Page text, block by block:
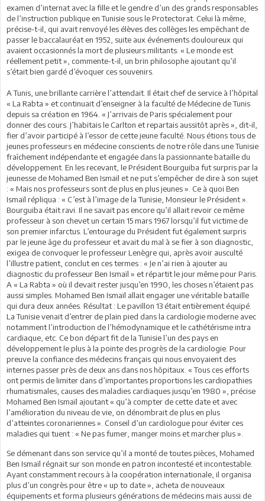
examen d’internat avec la fille et le gendre d’un des grands responsables
de l’instruction publique en Tunisie sous le Protectorat. Celui là même,
précise-t-il, qui avait renvoyé les élèves des collèges les empêchant de
passer le baccalauréat en 1952, suite aux événements douloureux qui
avaient occasionnés la mort de plusieurs militants. « Le monde est
réellement petit », commente-t-il, un brin philosophe ajoutant qu’il
s’était bien gardé d’évoquer ces souvenirs.
A Tunis, une brillante carrière l’attendait. Il était chef de service à l’hôpital
« La Rabta » et continuait d’enseigner à la faculté de Médecine de Tunis
depuis sa création en 1964. « J’arrivais de Paris spécialement pour
donner des cours. J’habitais le Carlton et repartais aussitôt après », dit-il,
fier d’avoir participé à l’essor de cette jeune faculté. Nous étions tous de
jeunes professeurs en médecine conscients de notre rôle dans une Tunisie
fraîchement indépendante et engagée dans la passionnante bataille du
développement. En les recevant, le Président Bourguiba fut surpris par la
jeunesse de Mohamed Ben Ismaïl et ne put s’empêcher de dire à son sujet
: « Mais nos professeurs sont de plus en plus jeunes ». Ce à quoi Ben
Ismaïl répliqua : « C’est à l’image de la Tunisie, Monsieur le Président ».
Bourguiba était ravi. Il ne savait pas encore qu’il allait revoir ce même
professeur à son chevet un certain 15 mars 1967 lorsqu’il fut victime de
son premier infarctus. L’entourage du Président fut également surpris
par le jeune âge du professeur et avait du mal à se fier à son diagnostic,
exigea de convoquer le professeur Lenègre qui, après avoir ausculté
l’illustre patient, conclut en ces termes : « Je n’ai rien à ajouter au
diagnostic du professeur Ben Ismaïl » et répartit le jour même pour Paris.
A « La Rabta » où il devait rester jusqu’en 1990, les choses n’étaient pas
aussi simples. Mohamed Ben Ismaïl allait engager une véritable bataille
qui dura deux années. Résultat : Le pavillon 13 était entièrement équipé.
La Tunisie venait d’entrer de plain pied dans la cardiologie moderne avec
notamment l’introduction de l’hémodynamique et le cathétérisme intra
cardiaque, etc. Ce bon départ fit de la Tunisie l’un des pays en
développement le plus à la pointe des progrès de la cardiologie. Pour
preuve la confiance des médecins français qui nous envoyaient des
internes passer près de deux ans dans nos hôpitaux. « Tous ces efforts
ont permis de limiter dans d’importantes proportions les cardiopathies
rhumatismales, causes des maladies cardiaques jusqu’en 1980 », précise
Mohamed Ben Ismaïl ajoutant « qu’à compter de cette date et avec
l’amélioration du niveau de vie, on dénombrait de plus en plus
d’atteintes coronariennes ». Conseil d’un cardiologue pour éviter ces
maladies qui tuent : « Ne pas fumer, manger moins et marcher plus ».
Se démenant dans son service qu’il a monté de toutes pièces, Mohamed
Ben Ismaïl régnait sur son monde en patron incontesté et incontestable.
Ayant constamment recours à la coopération internationale, il organisa
plus d’un congrès pour être « up to date », acheta de nouveaux
équipements et forma plusieurs générations de médecins mais aussi de